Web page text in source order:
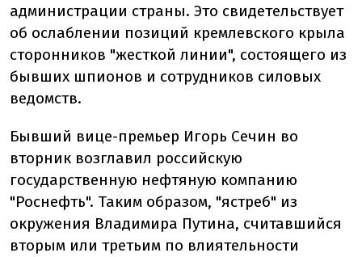
администрации страны. Это свидетельствует
об ослаблении позиций кремлевского крыла
сторонников "жесткой линии", состоящего из
бывших шпионов и сотрудников силовых
ведомств.
Бывший вице-премьер Игорь Сечин во
вторник возглавил российскую
государственную нефтяную компанию
"Роснефть". Таким образом, "ястреб" из
окружения Владимира Путина, считавшийся
вторым или третьим по влиятельности